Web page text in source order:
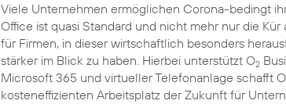
Viele Unternehmen ermöglichen Corona-bedingt
Office ist quasi Standard und nicht mehr nur die
für Firmen, in dieser wirtschaftlich besonders
stärker im Blick zu haben. Hierbei unterstützt O2
Microsoft 365 und virtueller Telefonanlage schafft O
kosteneffizienten Arbeitsplatz der Zukunft für